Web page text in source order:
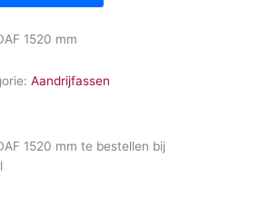
1520 mm
Aandrijfassen
1520 mm te bestellen bij